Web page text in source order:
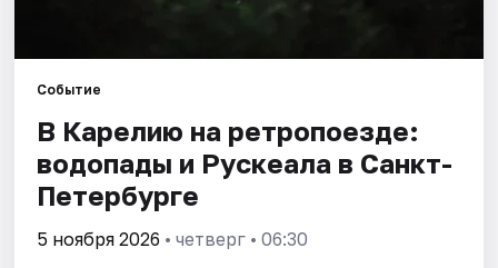
Событие
В Карелию на ретропоезде:
водопады и Рускеала в Санкт-
Петербурге
5 ноября 2026 • четверг • 06:30